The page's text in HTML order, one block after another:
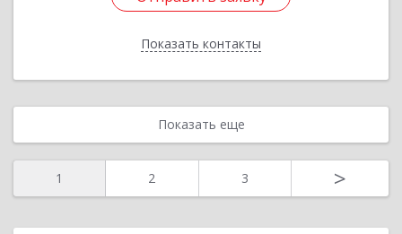
Показать контакты
Назад
Показать еще
1 2 3 >